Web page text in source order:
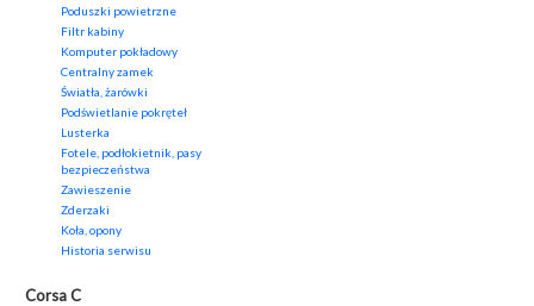
Poduszki powietrzne
Filtr kabiny
Komputer pokładowy
Centralny zamek
Światła, żarówki
Podświetlanie pokręteł
Lusterka
Fotele, podłokietnik, pasy
bezpieczeństwa
Zawieszenie
Zderzaki
Koła, opony
Historia serwisu
Corsa C